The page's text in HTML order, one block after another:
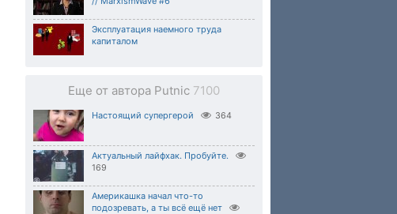
Эксплуатация наемного труда
капиталом
Еще от автора Putnic 7100
Настоящий супергерой 364
Актуальный лайфхак. Пробуйте.
169
Америкашка начал что-то
подозревать, а ты всё ещё нет